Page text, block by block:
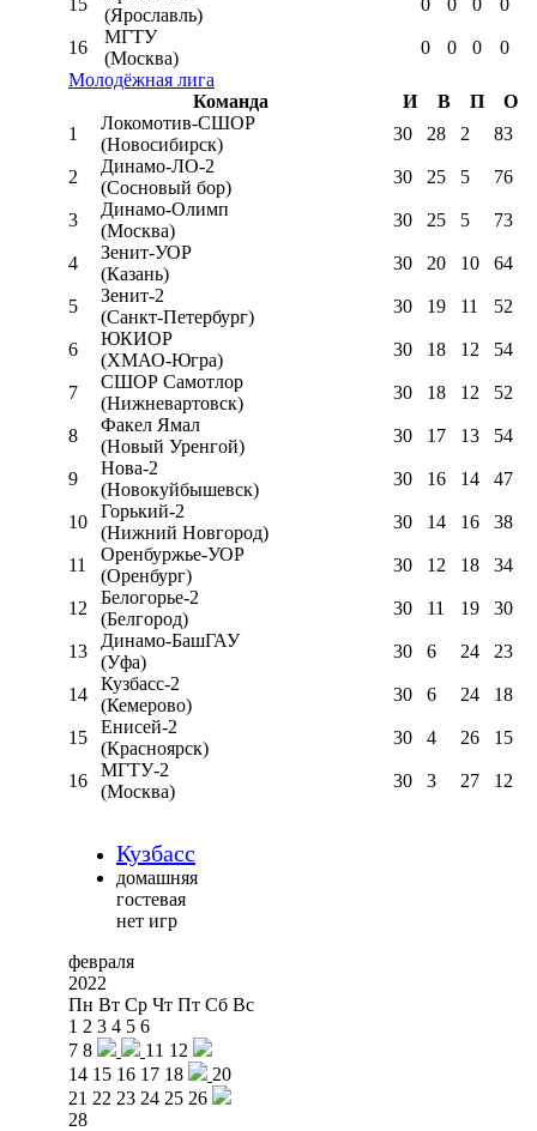
15
(Ярославль)
0 0 0 0
16
МГТУ
(Москва)
0 0 0
0
Молодёжная лига
Команда
И В П
О
1
Локомотив-CШОР
(Новосибирск)
30 28 2 83
2
Динамо-ЛО-2
(Сосновый бор)
30 25 5 76
3
Динамо-Олимп
(Москва)
30 25 5 73
4
Зенит-УОР
(Казань)
30 20 10 64
5
Зенит-2
(Санкт-Петербург)
30 19 11 52
6
ЮКИОР
(ХМАО-Югра)
30 18 12 54
7
СШОР Самотлор
(Нижневартовск)
30 18 12 52
8
Факел Ямал
(Новый Уренгой)
30 17 13 54
9
Нова-2
(Новокуйбышевск)
30 16 14 47
10
Горький-2
(Нижний Новгород)
30 14 16 38
11
Оренбуржье-УОР
(Оренбург)
30 12 18 34
12
Белогорье-2
(Белгород)
30 11 19 30
13
Динамо-БашГАУ
(Уфа)
30 6 24 23
14
Кузбасс-2
(Кемерово)
30 6 24 18
15
Енисей-2
(Красноярск)
30 4 26 15
16
МГТУ-2
(Москва)
30 3 27 12
Кузбасс
домашняя
гостевая
нет игр
февраля
2022
Пн Вт Ср Чт Пт Сб Вс
1 2 3 4 5 6
7 8 11 12
14 15 16 17 18
20
21 22 23 24 25 26
28